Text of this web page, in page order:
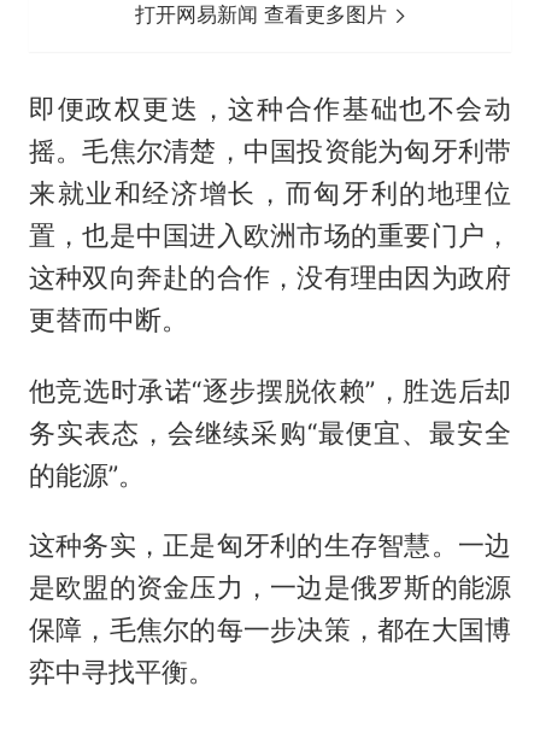
打开网易新闻 查看更多图片
即便政权更迭，这种合作基础也不会动
摇。毛焦尔清楚，中国投资能为匈牙利带
来就业和经济增长，而匈牙利的地理位
置，也是中国进入欧洲市场的重要门户，
这种双向奔赴的合作，没有理由因为政府
更替而中断。
他竞选时承诺“逐步摆脱依赖”，胜选后却
务实表态，会继续采购“最便宜、最安全
的能源”。
这种务实，正是匈牙利的生存智慧。一边
是欧盟的资金压力，一边是俄罗斯的能源
保障，毛焦尔的每一步决策，都在大国博
弈中寻找平衡。